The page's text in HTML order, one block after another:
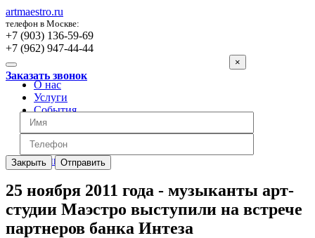
artmaestro.ru
телефон в Москве:
+7 (903) 136-59-69
+7 (962) 947-44-44
Заказать звонок
×
Закрыть Отправить
О нас
Услуги
События
Вопросы
Отзывы
Обратная связь
Цены
25 ноября 2011 года - музыканты арт-
студии Маэстро выступили на встрече
партнеров банка Интеза